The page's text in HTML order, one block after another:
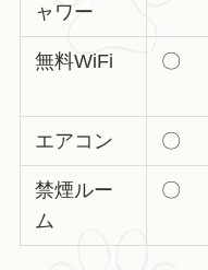
ャワー
無料WiFi 〇
エアコン 〇
禁煙ルー
ム
〇